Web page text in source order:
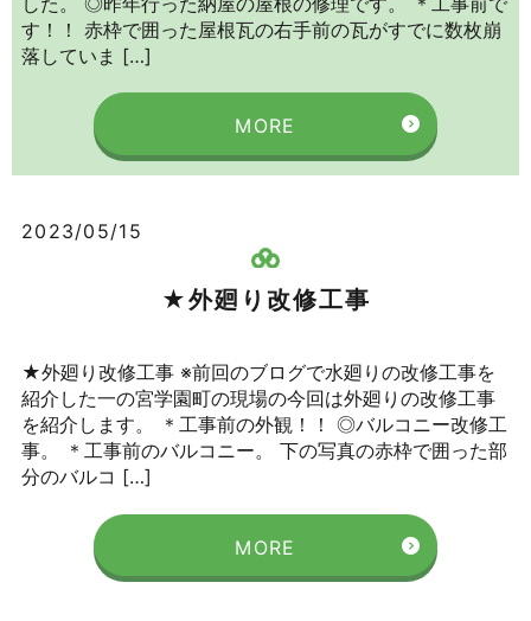
す！！ 赤枠で囲った屋根瓦の右手前の瓦がすでに数枚崩
落していま […]
MORE
2023/05/15
★外廻り改修工事
★外廻り改修工事 ※前回のブログで水廻りの改修工事を
紹介した一の宮学園町の現場の今回は外廻りの改修工事
を紹介します。 ＊工事前の外観！！ ◎バルコニー改修工
事。 ＊工事前のバルコニー。 下の写真の赤枠で囲った部
分のバルコ […]
MORE